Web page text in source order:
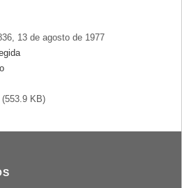
13 de agosto de 1977
(553.9 KB)